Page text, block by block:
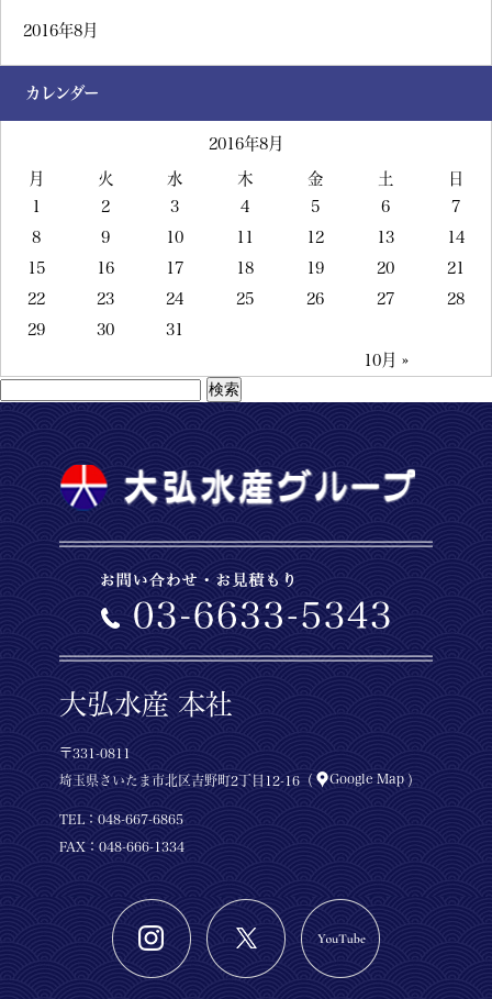
2016年8月
カレンダー
2016年8月
月 火 水 木 金 土 日
10月 »
1 2 3 4 5 6
7
8
9 10 11 12 13
14
15
16 17 18 19 20
21
22
23 24 25 26 27
28
29
30 31
大弘水産 本社
〒331-0811
埼玉県さいたま市北区吉野町2丁目12-16（ Google Map ）
TEL： 048-667-6865
FAX：048-666-1334